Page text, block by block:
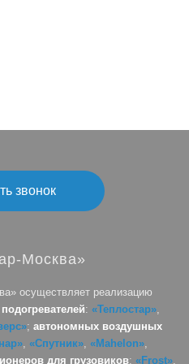
звонок
Москва»
осуществляет реализацию
: «Теплостар»,
; автономных воздушных
, «Спутник», «Mahelon»,
для грузовиков: «Frost»,